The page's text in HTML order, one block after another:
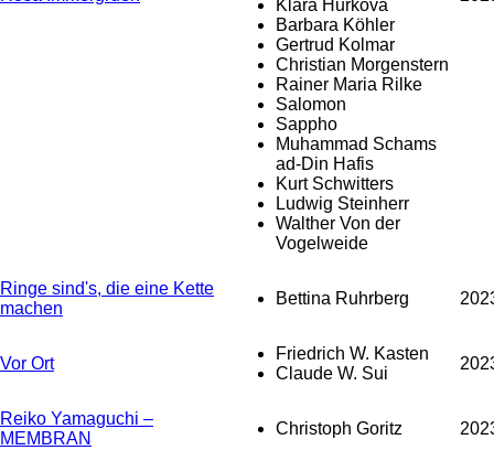
Klára Hůrková
Barbara Köhler
Gertrud Kolmar
Christian Morgenstern
Rainer Maria Rilke
Salomon
Sappho
Muhammad Schams
ad-Din Hafis
Kurt Schwitters
Ludwig Steinherr
Walther Von der
Vogelweide
Ringe sind's, die eine Kette
machen
Bettina Ruhrberg
Vor Ort
Friedrich W. Kasten
Claude W. Sui
Reiko Yamaguchi –
MEMBRAN
Christoph Goritz